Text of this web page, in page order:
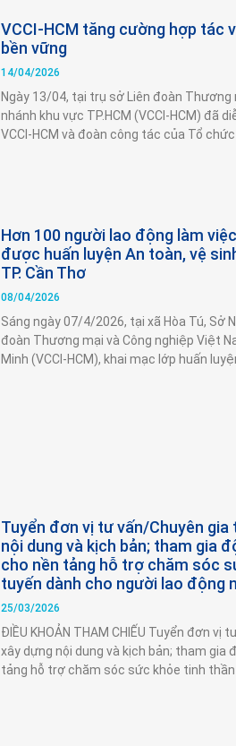
VCCI-HCM tăng cường hợp tác
bền vững
14/04/2026
Ngày 13/04, tại trụ sở Liên đoàn
nhánh khu vực TP.HCM (VCCI-HCM) đã
VCCI-HCM và đoàn công tác của Tổ
Hơn 100 người lao động làm
được huấn luyện An toàn, vệ
TP. Cần Thơ
08/04/2026
Sáng ngày 07/4/2026, tại xã Hòa Tú, Sở
đoàn Thương mại và Công nghiệp Việt
Minh (VCCI-HCM), khai mạc lớp huấn
Tuyển đơn vị tư vấn/Chuyên
nội dung và kịch bản; tham gia
cho nền tảng hỗ trợ chăm sóc
tuyến dành cho người lao động
25/03/2026
ĐIỀU KHOẢN THAM CHIẾU Tuyển đơn
xây dựng nội dung và kịch bản; tham gia
tảng hỗ trợ chăm sóc sức khỏe tinh thần